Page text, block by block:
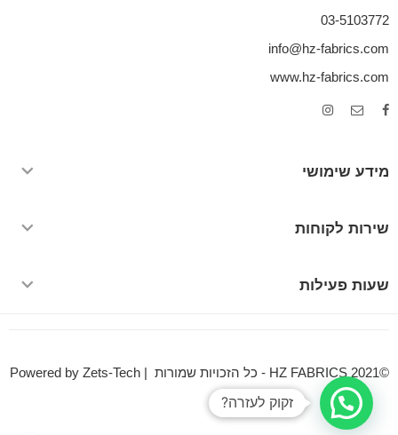
03-5103772
info@hz-fabrics.com
www.hz-fabrics.com
מידע שימושי
שירות לקוחות
שעות פעילות
©HZ FABRICS 2021 - כל הזכויות שמורות | Powered by Zets-Tech
זקוק לעזרה?